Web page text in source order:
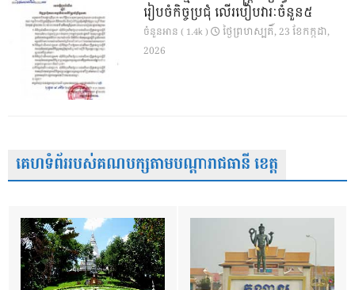
រៀបចំកិច្ចប្រជុំ លើរបៀបវារៈចំនួន៥
ចំនួនអាន ( 1.4k )
ថ្ងៃ​ព្រហស្បតិ៍, 23 ខែ​កក្កដា,
2026
គេហទំព័ររបស់គណបក្សតាមបណ្តារាជធានី ខេត្ត